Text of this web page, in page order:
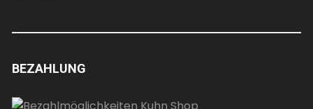
BEZAHLUNG